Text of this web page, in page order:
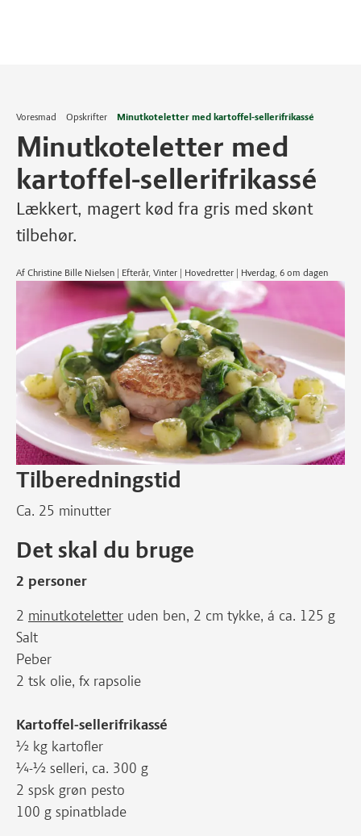
Voresmad Opskrifter Minutkoteletter med kartoffel-sellerifrikassé
Minutkoteletter med
kartoffel-sellerifrikassé
Lækkert, magert kød fra gris med skønt
tilbehør.
Af Christine Bille Nielsen | Efterår, Vinter | Hovedretter | Hverdag, 6 om dagen
Tilberedningstid
Ca. 25 minutter
Det skal du bruge
2 personer
2 minutkoteletter uden ben, 2 cm tykke, á ca. 125 g
Salt
Peber
2 tsk olie, fx rapsolie
Kartoffel-sellerifrikassé
½ kg kartofler
¼-½ selleri, ca. 300 g
2 spsk grøn pesto
100 g spinatblade